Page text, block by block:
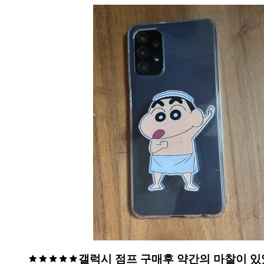
갤럭시 점프 구매후 약간의 마찰이 있